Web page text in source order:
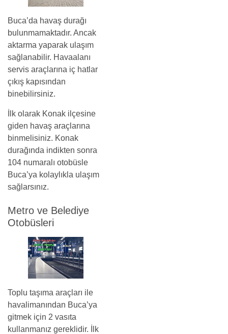
Buca’da havaş durağı
bulunmamaktadır. Ancak
aktarma yaparak ulaşım
sağlanabilir. Havaalanı
servis araçlarına iç hatlar
çıkış kapısından
binebilirsiniz.
İlk olarak Konak ilçesine
giden havaş araçlarına
binmelisiniz. Konak
durağında indikten sonra
104 numaralı otobüsle
Buca’ya kolaylıkla ulaşım
sağlarsınız.
Metro ve Belediye
Otobüsleri
Toplu taşıma araçları ile
havalimanından Buca’ya
gitmek için 2 vasıta
kullanmanız gereklidir. İlk